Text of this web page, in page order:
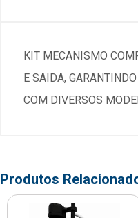
KIT MECANISMO
E SAIDA,
COM DIVERSOS
Produtos